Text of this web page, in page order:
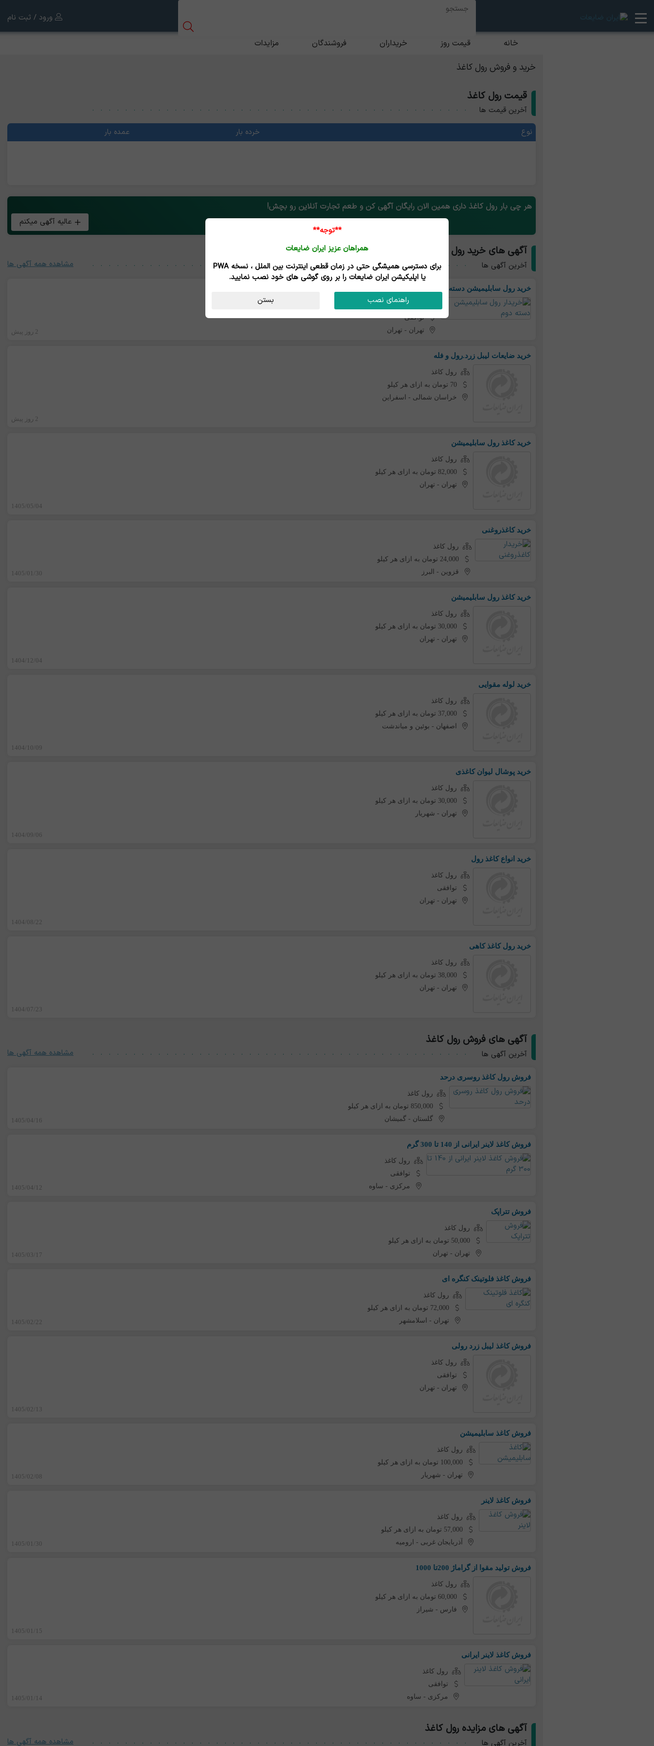
ورود / ثبت نام
خانه قیمت روز خریداران فروشندگان مزایدات
خرید و فروش رول کاغذ
قیمت رول کاغذ
آخرین قیمت ها
نوع
خرده بار عمده بار
هر چی بار رول کاغذ داری همین الان رایگان آگهی کن و طعم تجارت آنلاین رو بچش!
عالیه آگهی میکنم
آگهی های خرید رول کاغذ
آخرین آگهی ها مشاهده همه آگهی ها
خرید رول سابلیمیشن دسته دوم
رول کاغذ
توافقی
تهران -تهران 2 روز پیش
خرید ضایعات لیبل زرد.رول و فله
رول کاغذ
70 تومان به ازای هر کیلو
خراسان شمالی - اسفراین
2 روز پیش
خرید کاغذ رول سابلیمیشن
رول کاغذ
82,000 تومان به ازای هر کیلو
تهران -تهران
1405/05/04
خرید کاغذروغنی
رول کاغذ
24,000 تومان به ازای هر کیلو
قزوین - البرز 1405/01/30
خرید کاغذ رول سابلیمیشن
رول کاغذ
30,000 تومان به ازای هر کیلو
تهران -تهران
1404/12/04
خرید لوله مقوایی
رول کاغذ
37,000 تومان به ازای هر کیلو
اصفهان - بوئین و میاندشت
1404/10/09
خرید پوشال لیوان کاغذی
رول کاغذ
30,000 تومان به ازای هر کیلو
تهران - شهریار
1404/09/06
خرید انواع کاغذ رول
رول کاغذ
توافقی
تهران -تهران
1404/08/22
خرید رول کاغذ کاهی
رول کاغذ
38,000 تومان به ازای هر کیلو
تهران -تهران
1404/07/23
آگهی های فروش رول کاغذ
آخرین آگهی ها مشاهده همه آگهی ها
فروش رول کاغذ روسری درحد
رول کاغذ
850,000 تومان به ازای هر کیلو
گلستان - گمیشان 1405/04/16
فروش کاغذ لاینر ایرانی از 140 تا 300 گرم
رول کاغذ
توافقی
مرکزی - ساوه 1405/04/12
فروش تتراپک
رول کاغذ
50,000 تومان به ازای هر کیلو
تهران - تهران 1405/03/17
فروش کاغذ فلوتینک کنگره ای
رول کاغذ
72,000 تومان به ازای هر کیلو
تهران - اسلامشهر 1405/02/22
فروش کاغذ لیبل زرد رولی
رول کاغذ
توافقی
تهران -تهران
1405/02/13
فروش کاغذ سابلیمیشن
رول کاغذ
100,000 تومان به ازای هر کیلو
تهران - شهریار 1405/02/08
فروش کاغذ لاینر
رول کاغذ
57,000 تومان به ازای هر کیلو
آذربایجان غربی - ارومیه 1405/01/30
فروش تولید مقوا از گراماژ 200تا 1000
رول کاغذ
60,000 تومان به ازای هر کیلو
فارس - شیراز
1405/01/15
فروش کاغذ لاینر ایرانی
رول کاغذ
توافقی
مرکزی - ساوه 1405/01/14
آگهی های مزایده رول کاغذ
آخرین آگهی ها مشاهده همه آگهی ها
**توجه**
همراهان عزیز ایران ضایعات
برای دسترسی همیشگی حتی در زمان قطعی اینترنت بین الملل ، نسخه PWA
یا اپلیکیشن ایران ضایعات را بر روی گوشی های خود نصب نمایید.
راهنمای نصب بستن